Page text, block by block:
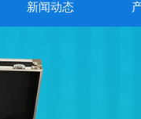
新闻动态